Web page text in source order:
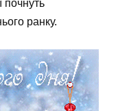
почнуть
ранку.